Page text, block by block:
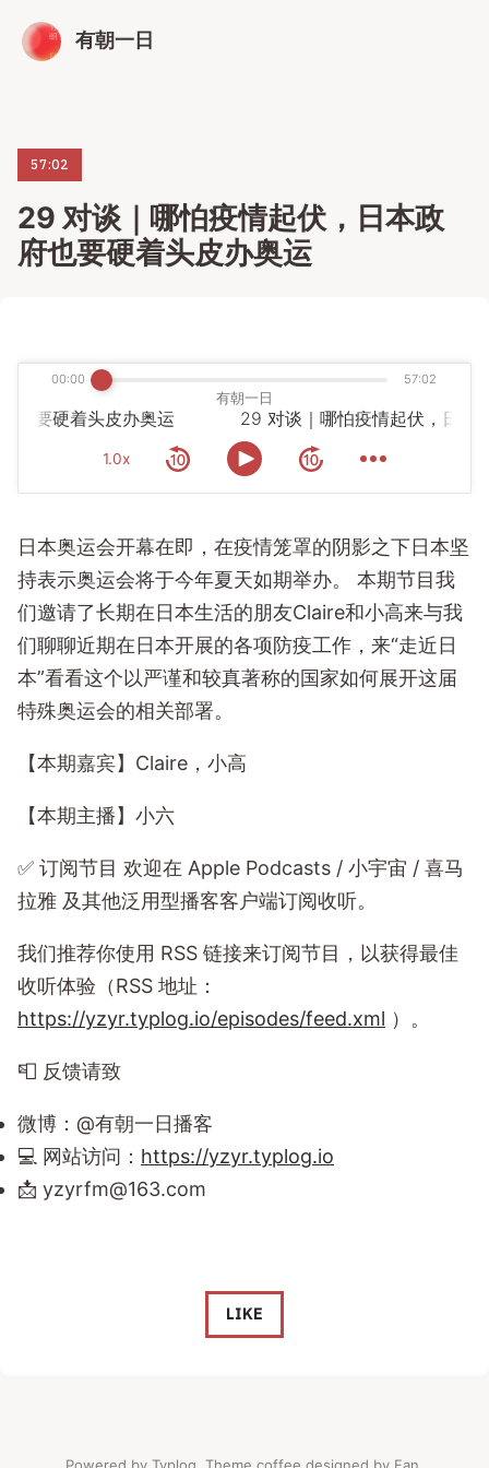
有朝一日
57:02
29 对谈｜哪怕疫情起伏，日本政
府也要硬着头皮办奥运
有朝一日
也要硬着头皮办奥运
1.0x
00:00 57:02
日本奥运会开幕在即，在疫情笼罩的阴影之下日本坚
持表示奥运会将于今年夏天如期举办。 本期节目我
们邀请了长期在日本生活的朋友Claire和小高来与我
们聊聊近期在日本开展的各项防疫工作，来“走近日
本”看看这个以严谨和较真著称的国家如何展开这届
特殊奥运会的相关部署。
【本期嘉宾】Claire，小高
【本期主播】小六
✅️ 订阅节目 欢迎在 Apple Podcasts / 小宇宙 / 喜马
拉雅 及其他泛用型播客客户端订阅收听。
我们推荐你使用 RSS 链接来订阅节目，以获得最佳
收听体验（RSS 地址：
https://yzyr.typlog.io/episodes/feed.xml ）。
📮 反馈请致
微博：@有朝一日播客
💻 网站访问： https://yzyr.typlog.io
📩 yzyrfm@163.com
LIKE